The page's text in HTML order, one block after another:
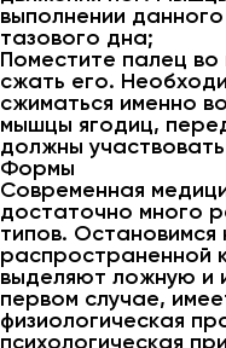
выполнении
тазового дна;
Поместите палец
сжать его.
сжиматься именно
мышцы ягодиц,
должны
Формы
Современная
достаточно много
типов.
распространенной
выделяют ложную и
первом случае,
физиологическая
психологическая